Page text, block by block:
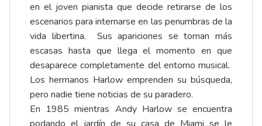
en el joven pianista que decide retirarse de los
escenarios para internarse en las penumbras de la
vida libertina. Sus apariciones se tornan más
escasas hasta que llega el momento en que
desaparece completamente del entorno musical.
Los hermanos Harlow emprenden su búsqueda,
pero nadie tiene noticias de su paradero.
En 1985 mientras Andy Harlow se encuentra